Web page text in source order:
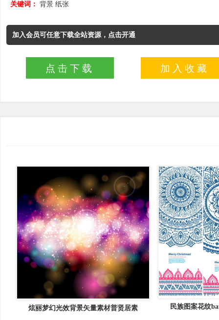
关键词： 背景 纸张
加入会员可任意下载全站资源，点击开通
点击下载 加入收藏
炫丽梦幻光效背景矢量素材普贤居素 民族图案花纹